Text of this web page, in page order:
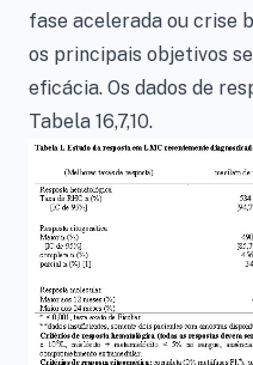
fase acelerada ou crise
os principais objetivos
eficácia. Os dados de
Tabela 16,7,10.